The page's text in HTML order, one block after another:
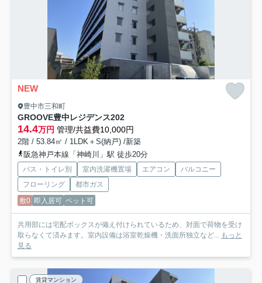
NEW
豊中市三和町
GROOVE豊中レジデンス202
14.4万円 管理/共益費10,000円
2階 / 53.84㎡ / 1LDK＋S(納戸) /新築
阪急神戸本線「神崎川」駅 徒歩20分
バス・トイレ別 室内洗濯機置場 エアコン
バルコニー
フローリング
都市ガス
敷0 即入居可 ペット可
共用部には宅配ボックスが備え付けられているため、対面で荷物を受け
取らなくて済みます。室内設備は浴室乾燥機・洗面所独立など... もっと
見る
賃貸マンション